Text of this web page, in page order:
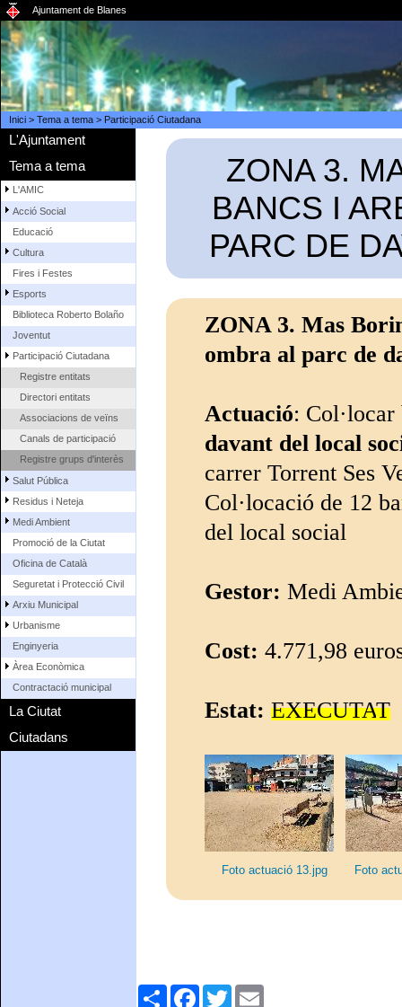
Ajuntament de Blanes
Inici> Tema a tema> Participació Ciutadana
L'Ajuntament
Tema a tema
L'AMIC
Acció Social
Educació
Cultura
Fires i Festes
Esports
Biblioteca Roberto Bolaño
Joventut
Participació Ciutadana
Registre entitats
Directori entitats
Associacions de veïns
Canals de participació
Registre grups d'interès
Salut Pública
Residus i Neteja
Medi Ambient
Promoció de la Ciutat
Oficina de Català
Seguretat i Protecció Civil
Arxiu Municipal
Urbanisme
Enginyeria
Àrea Econòmica
Contractació municipal
La Ciutat
Ciutadans
ZONA 3.
BANCS I
PARC DE
ZONA 3. Mas
ombra al parc de
Actuació:
davant del local
carrer Torrent Ses
Col·locació de 12
del local social
Gestor: Medi
Cost: 4.771,98
Estat:EXECUTAT
Foto actuació 13.jpg Foto
ComparteixFacebookTwitter